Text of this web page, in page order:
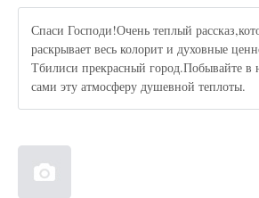
Спаси Господи!Очень теплый
раскрывает весь колорит и духовные
Тбилиси прекрасный город.Побывайте в
сами эту атмосферу душевной теплоты.